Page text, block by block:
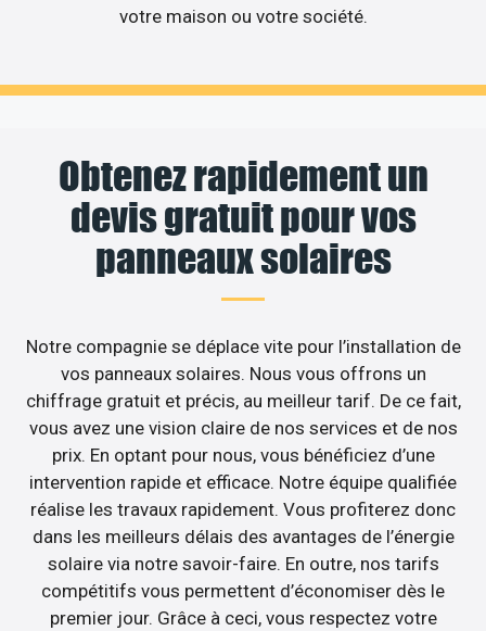
votre maison ou votre société.
Obtenez rapidement un
devis gratuit pour vos
panneaux solaires
Notre compagnie se déplace vite pour l’installation de
vos panneaux solaires. Nous vous offrons un
chiffrage gratuit et précis, au meilleur tarif. De ce fait,
vous avez une vision claire de nos services et de nos
prix. En optant pour nous, vous bénéficiez d’une
intervention rapide et efficace. Notre équipe qualifiée
réalise les travaux rapidement. Vous profiterez donc
dans les meilleurs délais des avantages de l’énergie
solaire via notre savoir-faire. En outre, nos tarifs
compétitifs vous permettent d’économiser dès le
premier jour. Grâce à ceci, vous respectez votre